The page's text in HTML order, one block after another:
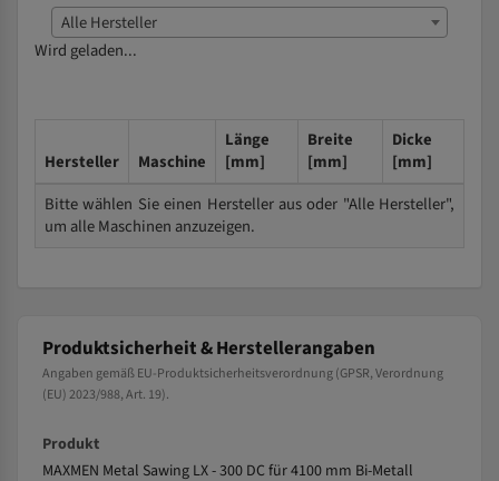
Alle Hersteller
Wird geladen...
Hersteller Maschine
Länge
[mm]
Breite
[mm]
Dicke
[mm]
Bitte wählen Sie einen Hersteller aus oder "Alle Hersteller",
um alle Maschinen anzuzeigen.
Produktsicherheit & Herstellerangaben
Angaben gemäß EU-Produktsicherheitsverordnung (GPSR, Verordnung
(EU) 2023/988, Art. 19).
Produkt
MAXMEN Metal Sawing LX - 300 DC für 4100 mm Bi-Metall